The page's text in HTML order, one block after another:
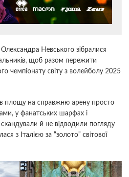
Невського зібралися
щоб разом пережити
чемпіонату світу з волейболу 2025
площу на справжню арену просто
у фанатських шарфах і
й не відводили погляду
з Італією за “золото” світової